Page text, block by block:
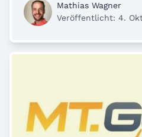
Mathias Wagner
Veröffentlicht: 4.